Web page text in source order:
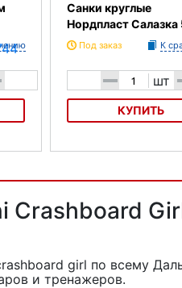
Санки круглые
Нордпласт Салазка
Под заказ К
- шт
КУПИТЬ
girl по всему
и тренажеров.